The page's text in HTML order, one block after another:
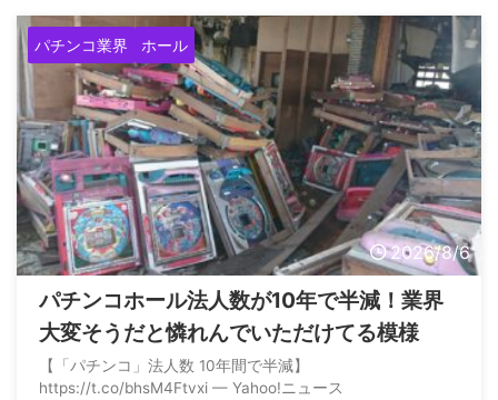
パチンコ業界 ホール
2026/8/6
パチンコホール法人数が10年で半減！業界
大変そうだと憐れんでいただけてる模様
【「パチンコ」法人数 10年間で半減】
https://t.co/bhsM4Ftvxi — Yahoo!ニュース